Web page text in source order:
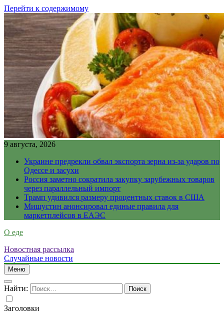
Перейти к содержимому
9 августа, 2026
Украине предрекли обвал экспорта зерна из-за ударов по
Одессе и засухи
Россия заметно сократила закупку зарубежных товаров
через параллельный импорт
Трамп удивился размеру процентных ставок в США
Мишустин анонсировал единые правила для
маркетплейсов в ЕАЭС
О еде
Новостная рассылка
Случайные новости
Меню
Найти:
Заголовки